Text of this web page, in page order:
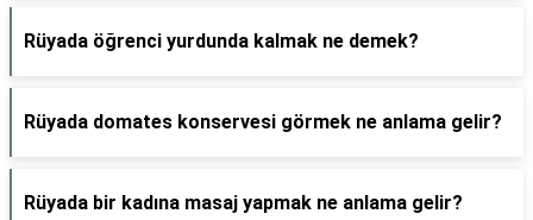
Rüyada öğrenci yurdunda kalmak ne demek?
Rüyada domates konservesi görmek ne anlama gelir?
Rüyada bir kadına masaj yapmak ne anlama gelir?